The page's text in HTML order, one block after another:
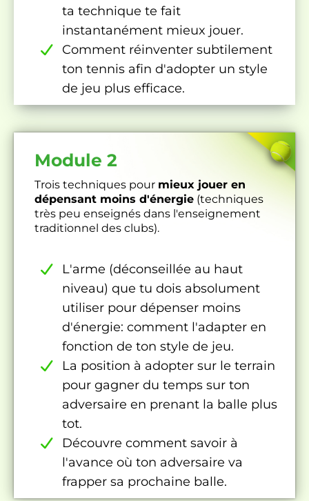
ta technique te fait
instantanément mieux jouer.
Comment réinventer subtilement
ton tennis afin d'adopter un style
de jeu plus efficace.
Module 2
Trois techniques pour mieux jouer en
dépensant moins d'énergie (techniques
très peu enseignés dans l'enseignement
traditionnel des clubs).
L'arme (déconseillée au haut
niveau) que tu dois absolument
utiliser pour dépenser moins
d'énergie: comment l'adapter en
fonction de ton style de jeu.
La position à adopter sur le terrain
pour gagner du temps sur ton
adversaire en prenant la balle plus
tot.
Découvre comment savoir à
l'avance où ton adversaire va
frapper sa prochaine balle.